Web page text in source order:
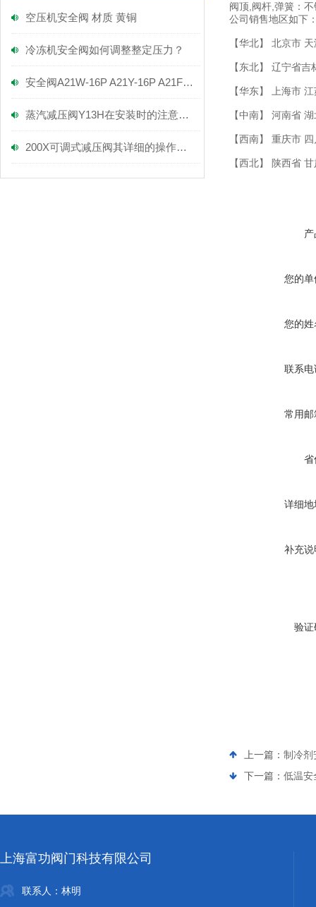
空压机安全阀 材质 黄铜
冷冻机安全阀如何调整整定压力？
安全阀A21W-16P A21Y-16P A21F-16P
蒸汽减压阀Y13H在安装时的注意事项！
200X可调式减压阀其详细的操作方法如下
阀顶,阀杆,弹簧：
公司销售地区如下
【华北】 北京市
【东北】 辽宁省
【华东】 上海市
【中南】 河南省
【西南】 重庆市
【西北】 陕西省
您的单
您的姓
联系电
常用邮
省
详细地
补充说
验证
上一篇： 制冷剂
下一篇： 低温安
上海富功阀门科技有限公司
联系人：林明